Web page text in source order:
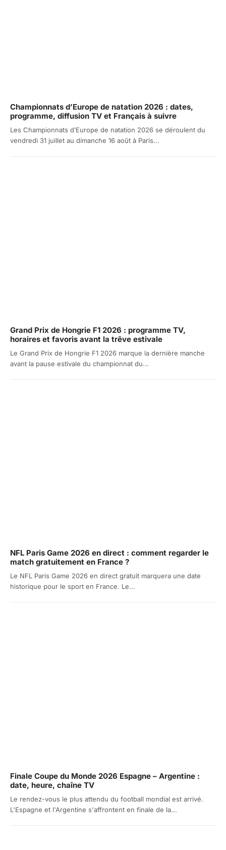
Championnats d’Europe de natation 2026 : dates,
programme, diffusion TV et Français à suivre
Les Championnats d’Europe de natation 2026 se déroulent du
vendredi 31 juillet au dimanche 16 août à Paris...
Grand Prix de Hongrie F1 2026 : programme TV,
horaires et favoris avant la trêve estivale
Le Grand Prix de Hongrie F1 2026 marque la dernière manche
avant la pause estivale du championnat du...
NFL Paris Game 2026 en direct : comment regarder le
match gratuitement en France ?
Le NFL Paris Game 2026 en direct gratuit marquera une date
historique pour le sport en France. Le...
Finale Coupe du Monde 2026 Espagne – Argentine :
date, heure, chaîne TV
Le rendez-vous le plus attendu du football mondial est arrivé.
L'Espagne et l'Argentine s'affrontent en finale de la...